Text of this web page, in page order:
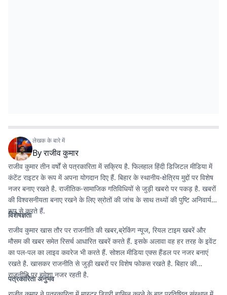
लेखक के बारे में
Byराजीव कुमार
राजीव कुमार तीन वर्षों से पत्रकारिता में सक्रिय है. फिलहाल हिंदी डिजिटल मीडिया में
कंटेंट राइटर के रूप में अपना योगदान दिए हैं. बिहार के स्थानीय-क्षेत्रिय मुद्दों पर विशेष
नजर बनाए रखते है. राजीतिक-सामाजिक गतिविधियों से जुड़ी खबरो पर पकड़ है. खबरों
की विश्वसनीयता बनाए रखने के लिए स्रोतों की जांच के साथ तथ्यों की पुष्टि अनिवार्य
रूप से करते हैं.
विशेषज्ञता
राजीव कुमार खास तौर पर राजनीति की खबर,ब्रेकिंग न्यूज, रियल टाइम खबरें और
मौसम की खबर समेत रिसर्च आधारित खबरें करते हैं. इसके अलावा वह हर तरह के इवेंट
का पल-पल का लाइव कवरेज भी करते हैं. सोशल मीडिया एक्स हैंडल पर नजर बनाएं
रखते है. खासकर राजनीति से जुड़ी खबरों पर विशेष फोकस रखते है. बिहार की
राजनीति पर हमेशा नजर रहती है.
पत्रकारिता अनुभव